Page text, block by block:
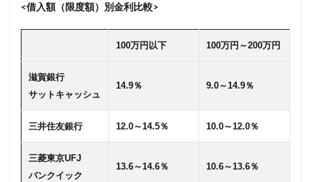
<借入額（限度額）別金利比較>
100万円以下 100万円～200万円
滋賀銀行
サットキャッシュ
14.9％ 9.0～14.9％
三井住友銀行 12.0～14.5％ 10.0～12.0％
三菱東京UFJ
バンクイック
13.6～14.6％ 10.6～13.6％